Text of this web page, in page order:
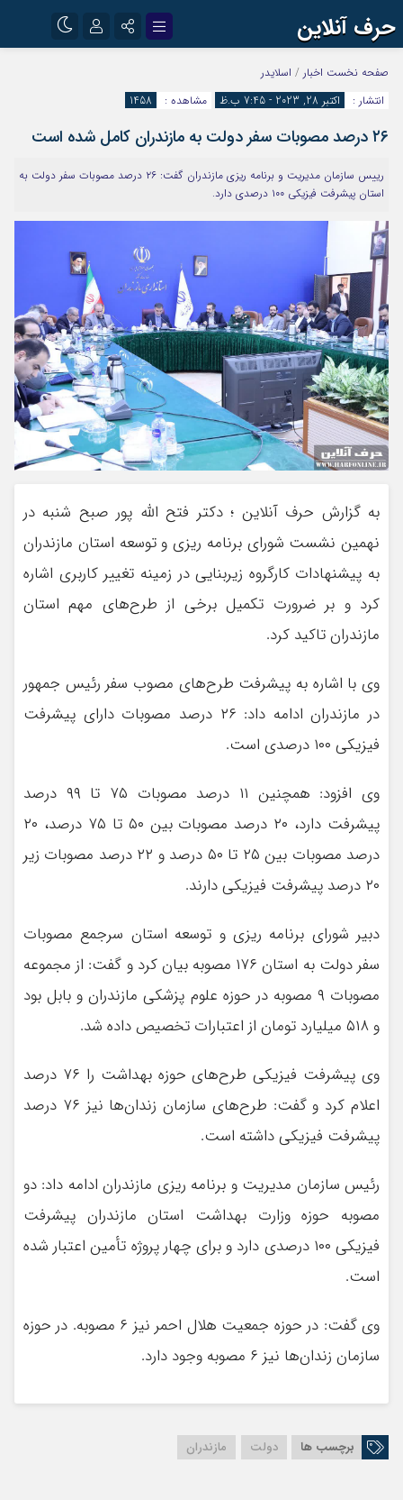
حرف آنلاین
اینستاگرام
آپارات
رمز عبور
صفحه نخست اخبار / اسلایدر
انتشار :
اکتبر 28, 2023 - 7:45 ب.ظ مشاهده : 1458
۲۶ درصد مصوبات سفر دولت به مازندران كامل شده است
رييس سازمان مديريت و برنامه ريزي مازندران گفت: ۲۶ درصد مصوبات سفر دولت به
استان پيشرفت فيزيكي ۱۰۰ درصدي دارد.
به گزارش حرف آنلاین ؛ دكتر فتح الله پور صبح شنبه در
نهمين نشست شوراي برنامه ريزي و توسعه استان مازندران
به پيشنهادات كارگروه زيربنايي در زمينه تغيير كاربري اشاره
كرد و بر ضرورت تكميل برخي از طرح‌هاي مهم استان
مازندران تاكيد كرد.
وي با اشاره به پيشرفت طرح‌هاي مصوب سفر رئيس جمهور
در مازندران ادامه داد: ۲۶ درصد مصوبات داراي پيشرفت
فيزيكي ۱۰۰ درصدي است.
وي افزود: همچنين ۱۱ درصد مصوبات ۷۵ تا ۹۹ درصد
پيشرفت دارد، ۲۰ درصد مصوبات بين ۵۰ تا ۷۵ درصد، ۲۰
درصد مصوبات بين ۲۵ تا ۵۰ درصد و ۲۲ درصد مصوبات زير
۲۰ درصد پيشرفت فيزيكي دارند.
دبير شوراي برنامه ريزي و توسعه استان سرجمع مصوبات
سفر دولت به استان ۱۷۶ مصوبه بيان كرد و گفت: از مجموعه
مصوبات ۹ مصوبه در حوزه علوم پزشكي مازندران و بابل بود
و ۵۱۸ ميليارد تومان از اعتبارات تخصيص داده شد.
وي پيشرفت فيزيكي طرح‌هاي حوزه بهداشت را ۷۶ درصد
اعلام كرد و گفت: طرح‌هاي سازمان زندان‌ها نيز ۷۶ درصد
پيشرفت فيزيكي داشته است.
رئيس سازمان مديريت و برنامه ريزي مازندران ادامه داد: دو
مصوبه حوزه وزارت بهداشت استان مازندران پيشرفت
فيزيكي ۱۰۰ درصدي دارد و براي چهار پروژه تأمين اعتبار شده
است.
وي گفت: در حوزه جمعيت هلال احمر نيز ۶ مصوبه. در حوزه
سازمان زندان‌ها نيز ۶ مصوبه وجود دارد.
برچسب ها دولت مازندران